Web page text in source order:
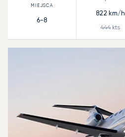
6-8
822 km/h
444 kts